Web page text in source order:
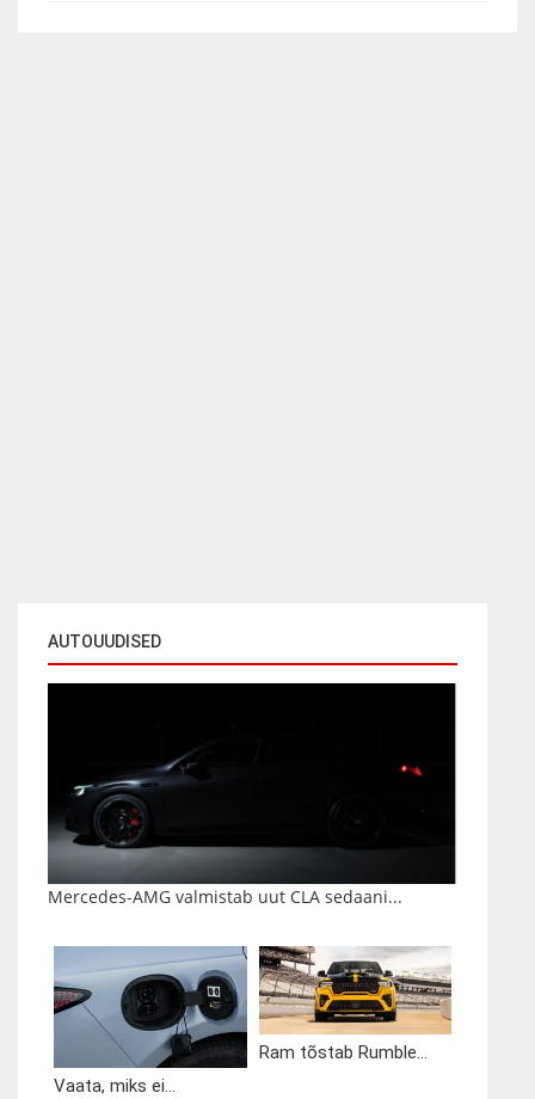
AUTOUUDISED
Mercedes-AMG valmistab uut CLA sedaani...
Vaata, miks ei...
Ram tõstab Rumble...